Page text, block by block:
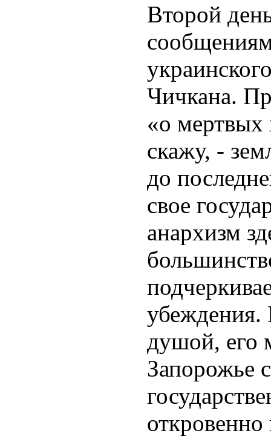
Второй
Чичкана.
«о
скажу, -
до
свое
анархизм
убеждения.
душой, его
Запорожье